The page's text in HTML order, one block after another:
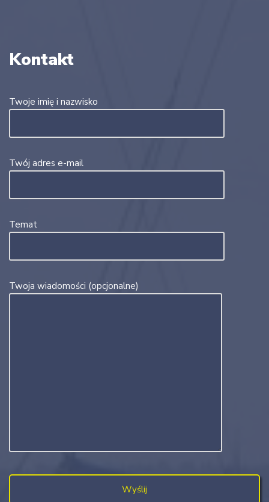
Kontakt
Twoje imię i nazwisko
Twój adres e-mail
Temat
Twoja wiadomości (opcjonalne)